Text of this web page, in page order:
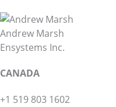
Andrew Marsh
Ensystems Inc.
CANADA
+1 519 803 1602